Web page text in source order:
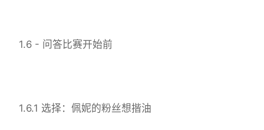
1.6 - 问答比赛开始前
1.6.1 选择：佩妮的粉丝想揩油